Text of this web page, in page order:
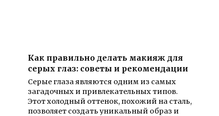
Как правильно делать макияж для
серых глаз: советы и рекомендации
Серые глаза являются одним из самых
загадочных и привлекательных типов.
Этот холодный оттенок, похожий на сталь,
позволяет создать уникальный образ и